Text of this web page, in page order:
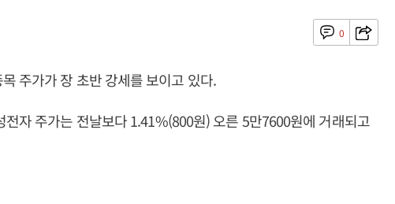
0
주가가 장 초반 강세를 보이고 있다.
자 주가는 전날보다 1.41%(800원) 오른 5만7600원에 거래되고